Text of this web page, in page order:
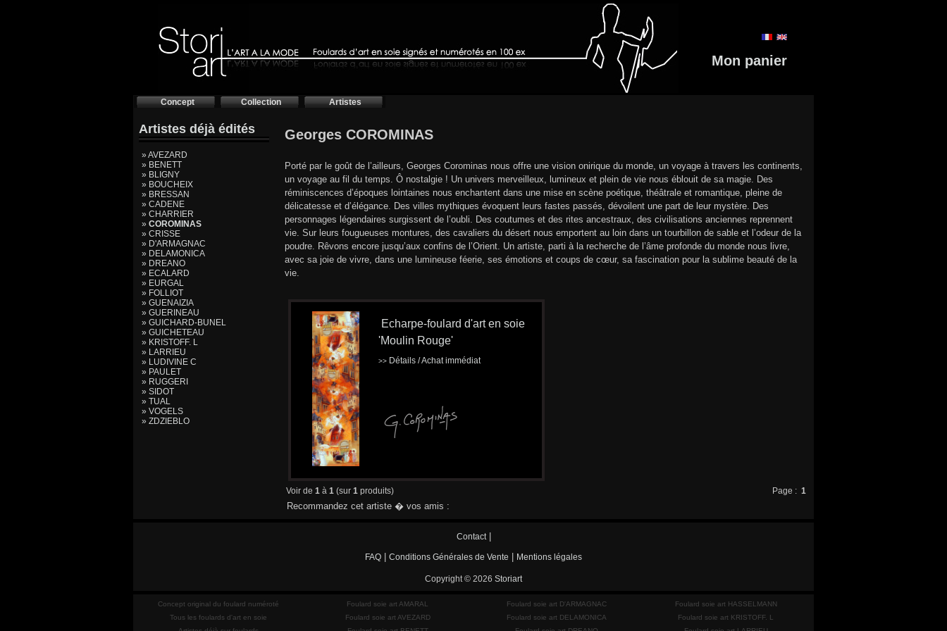
Mon panier
Concept Collection Artistes
Artistes déjà édités
» AVEZARD
» BENETT
» BLIGNY
» BOUCHEIX
» BRESSAN
» CADENE
» CHARRIER
» COROMINAS
» CRISSE
» D'ARMAGNAC
» DELAMONICA
» DREANO
» ECALARD
» EURGAL
» FOLLIOT
» GUENAIZIA
» GUERINEAU
» GUICHARD-BUNEL
» GUICHETEAU
» KRISTOFF. L
» LARRIEU
» LUDIVINE C
» PAULET
» RUGGERI
» SIDOT
» TUAL
» VOGELS
» ZDZIEBLO
Georges COROMINAS
Porté par le goût de l’ailleurs, Georges Corominas nous offre une vision onirique du monde, un voyage à travers les continents,
un voyage au fil du temps. Ô nostalgie ! Un univers merveilleux, lumineux et plein de vie nous éblouit de sa magie. Des
réminiscences d’époques lointaines nous enchantent dans une mise en scène poétique, théâtrale et romantique, pleine de
délicatesse et d’élégance. Des villes mythiques évoquent leurs fastes passés, dévoilent une part de leur mystère. Des
personnages légendaires surgissent de l’oubli. Des coutumes et des rites ancestraux, des civilisations anciennes reprennent
vie. Sur leurs fougueuses montures, des cavaliers du désert nous emportent au loin dans un tourbillon de sable et l’odeur de la
poudre. Rêvons encore jusqu’aux confins de l’Orient. Un artiste, parti à la recherche de l’âme profonde du monde nous livre,
avec sa joie de vivre, dans une lumineuse féerie, ses émotions et coups de cœur, sa fascination pour la sublime beauté de la
vie.
Echarpe-foulard d'art en soie
'Moulin Rouge'
>> Détails / Achat immédiat
Voir de 1 à 1 (sur 1 produits) Page : 1
Recommandez cet artiste � vos amis :
Contact|
FAQ Conditions Générales de Vente Mentions légales
Copyright © 2026 Storiart
Concept original du foulard numéroté
Tous les foulards d'art en soie
Foulard soie art AMARAL
Foulard soie art AVEZARD
Foulard soie art D'ARMAGNAC
Foulard soie art DELAMONICA
Foulard soie art HASSELMANN
Foulard soie art KRISTOFF. L